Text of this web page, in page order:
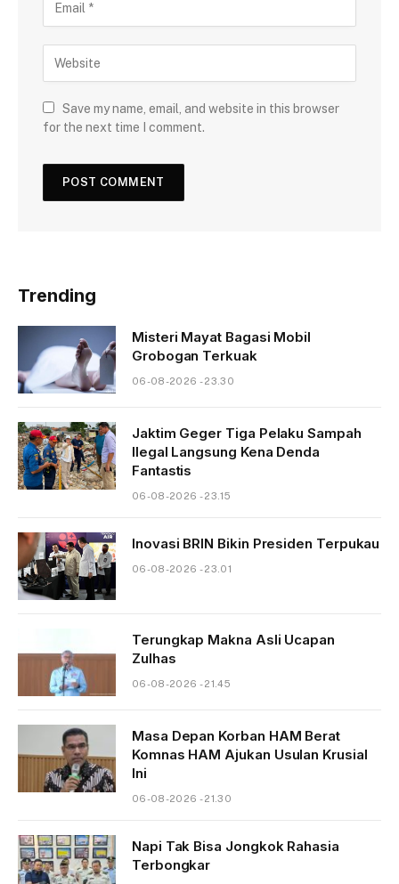
Save my name, email, and website in this browser
for the next time I comment.
Trending
Misteri Mayat Bagasi Mobil
Grobogan Terkuak
06-08-2026 - 23.30
Jaktim Geger Tiga Pelaku Sampah
Ilegal Langsung Kena Denda
Fantastis
06-08-2026 - 23.15
Inovasi BRIN Bikin Presiden Terpukau
06-08-2026 - 23.01
Terungkap Makna Asli Ucapan
Zulhas
06-08-2026 - 21.45
Masa Depan Korban HAM Berat
Komnas HAM Ajukan Usulan Krusial
Ini
06-08-2026 - 21.30
Napi Tak Bisa Jongkok Rahasia
Terbongkar